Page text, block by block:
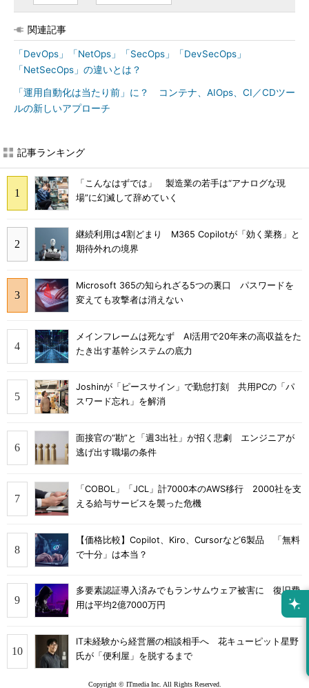
関連記事
「DevOps」「NetOps」「SecOps」「DevSecOps」
「NetSecOps」の違いとは？
「運用自動化は当たり前」に？ コンテナ、AIOps、CI／CDツー
ルの新しいアプローチ
記事ランキング
「こんなはずでは」 製造業の若手は“アナログな現
場”に幻滅して辞めていく
継続利用は4割どまり M365 Copilotが「効く業務」と
期待外れの境界
Microsoft 365の知られざる5つの裏口 パスワードを
変えても攻撃者は消えない
メインフレームは死なず AI活用で20年来の高収益をた
たき出す基幹システムの底力
Joshinが「ピースサイン」で勤怠打刻 共用PCの「パ
スワード忘れ」を解消
面接官の“勘”と「週3出社」が招く悲劇 エンジニアが
逃げ出す職場の条件
「COBOL」「JCL」計7000本のAWS移行 2000社を支
える給与サービスを襲った危機
【価格比較】Copilot、Kiro、Cursorなど6製品 「無料
で十分」は本当？
多要素認証導入済みでもランサムウェア被害に 復旧費
用は平均2億7000万円
IT未経験から経営層の相談相手へ 花キューピット星野
氏が「便利屋」を脱するまで
Copyright © ITmedia Inc. All Rights Reserved.